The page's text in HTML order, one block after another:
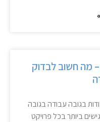
מה חשוב לבדוק
בגובה עבודה בגובה
ביותר בכל פרויקט